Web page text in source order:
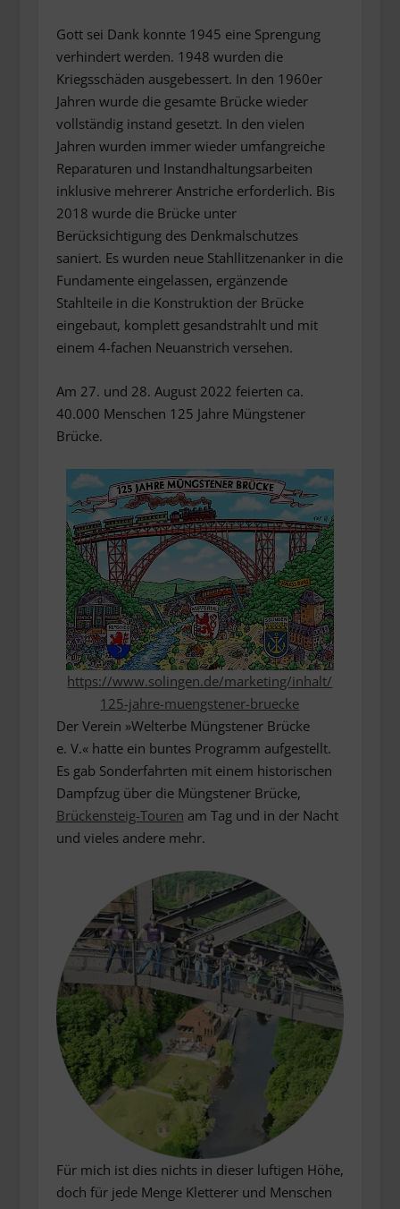
Gott sei Dank konnte 1945 eine Sprengung
verhindert werden. 1948 wurden die
Kriegsschäden ausgebessert. In den 1960er
Jahren wurde die gesamte Brücke wieder
vollständig instand gesetzt. In den vielen
Jahren wurden immer wieder umfangreiche
Reparaturen und Instandhaltungsarbeiten
inklusive mehrerer Anstriche erforderlich. Bis
2018 wurde die Brücke unter
Berücksichtigung des Denkmalschutzes
saniert. Es wurden neue Stahllitzenanker in die
Fundamente eingelassen, ergänzende
Stahlteile in die Konstruktion der Brücke
eingebaut, komplett gesandstrahlt und mit
einem 4-fachen Neuanstrich versehen.
Am 27. und 28. August 2022 feierten ca.
40.000 Menschen 125 Jahre Müngstener
Brücke.
https://www.solingen.de/marketing/inhalt/
125-jahre-muengstener-bruecke
Der Verein »Welterbe Müngstener Brücke
e. V.« hatte ein buntes Programm aufgestellt.
Es gab Sonderfahrten mit einem historischen
Dampfzug über die Müngstener Brücke,
Brückensteig-Touren am Tag und in der Nacht
und vieles andere mehr.
Für mich ist dies nichts in dieser luftigen Höhe,
doch für jede Menge Kletterer und Menschen